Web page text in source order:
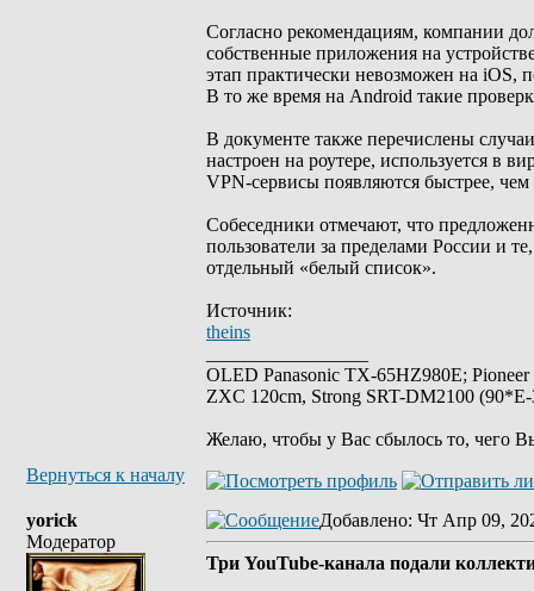
Согласно рекомендациям, компании
собственные приложения на
этап практически невозможен на iOS,
В то же время на Android такие
В документе также перечислены
настроен на роутере, используется в
VPN-сервисы появляются быстрее,
Собеседники отмечают, что
пользователи за пределами России и
отдельный «белый список».
Источник:
theins
OLED Panasonic TX-65HZ980E;
ZXC 120cm, Strong SRT-DM2100
Желаю, чтобы у Вас сбылось то, чего
Вернуться к началу
yorick
Модератор
Добавлено: Чт Апр 09,
Три YouTube-канала подали